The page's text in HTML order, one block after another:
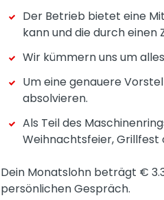
Der Betrieb bietet eine
kann und die durch
Wir kümmern uns um
Um eine genauere
absolvieren.
Als Teil des
Weihnachtsfeier, Grillfest
Dein Monatslohn beträgt €
persönlichen Gespräch.